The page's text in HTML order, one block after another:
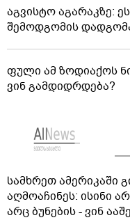
აგვისტო აგარაკზე:
შემოდგომის
ფული ამ ზოდიაქოს
ვინ გამდიდრდება?
სამხრეთ ამერიკაში
აღმოაჩინეს: ისინი
არც ბუნების - ვინ